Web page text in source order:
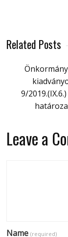
Related Posts
9/
Leave a
Name(required)